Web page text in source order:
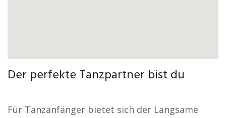
Der perfekte Tanzpartner bist du
Für Tanzanfänger bietet sich der Langsame